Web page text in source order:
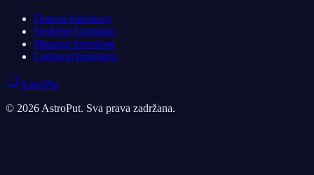
Dnevni horoskop
Nedeljni horoskop
Mesecni horoskop
Ljubavni horoskop
AstroPut
© 2026 AstroPut. Sva prava zadržana.